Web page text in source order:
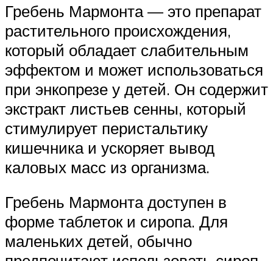
Гребень Мармонта — это препарат
растительного происхождения,
который обладает слабительным
эффектом и может использоваться
при энкопрезе у детей. Он содержит
экстракт листьев сенны, который
стимулирует перистальтику
кишечника и ускоряет вывод
каловых масс из организма.
Гребень Мармонта доступен в
форме таблеток и сиропа. Для
маленьких детей, обычно